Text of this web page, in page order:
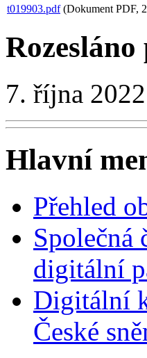
t019903.pdf(Dokument PDF,
7. října
Hlavní
Přehled
Společná
digitální
Digitální
České